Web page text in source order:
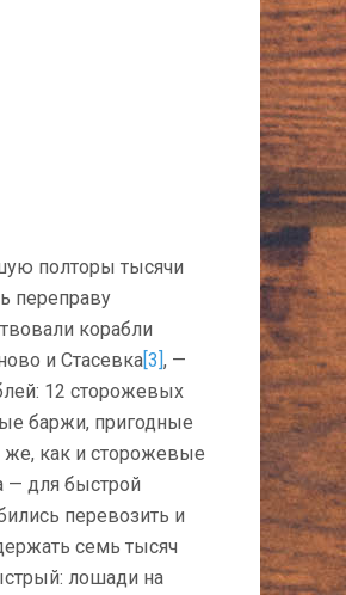
полторы тысячи
переправу
корабли
и Стасевка[3], —
12 сторожевых
баржи, пригодные
же, как и сторожевые
— для быстрой
перевозить и
семь тысяч
лошади на